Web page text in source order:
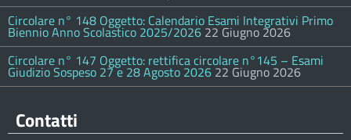
Circolare n° 148 Oggetto: Calendario Esami Integrativi Primo
Biennio Anno Scolastico 2025/2026 22 Giugno 2026
Circolare n° 147 Oggetto: rettifica circolare n°145 – Esami
Giudizio Sospeso 27 e 28 Agosto 2026 22 Giugno 2026
Contatti